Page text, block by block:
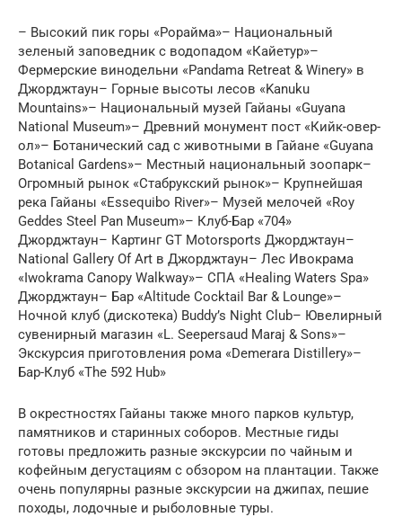
– Высокий пик горы «Рорайма»– Национальный
зеленый заповедник с водопадом «Кайетур»–
Фермерские винодельни «Pandama Retreat & Winery» в
Джорджтаун– Горные высоты лесов «Kanuku
Mountains»– Национальный музей Гайаны «Guyana
National Museum»– Древний монумент пост «Кийк-овер-
ол»– Ботанический сад с животными в Гайане «Guyana
Botanical Gardens»– Местный национальный зоопарк–
Огромный рынок «Стабрукский рынок»– Крупнейшая
река Гайаны «Essequibo River»– Музей мелочей «Roy
Geddes Steel Pan Museum»– Клуб-Бар «704»
Джорджтаун– Картинг GT Motorsports Джорджтаун–
National Gallery Of Art в Джорджтаун– Лес Ивокрама
«Iwokrama Canopy Walkway»– СПА «Healing Waters Spa»
Джорджтаун– Бар «Altitude Cocktail Bar & Lounge»–
Ночной клуб (дискотека) Buddy’s Night Club– Ювелирный
сувенирный магазин «L. Seepersaud Maraj & Sons»–
Экскурсия приготовления рома «Demerara Distillery»–
Бар-Клуб «The 592 Hub»
В окрестностях Гайаны также много парков культур,
памятников и старинных соборов. Местные гиды
готовы предложить разные экскурсии по чайным и
кофейным дегустациям с обзором на плантации. Также
очень популярны разные экскурсии на джипах, пешие
походы, лодочные и рыболовные туры.